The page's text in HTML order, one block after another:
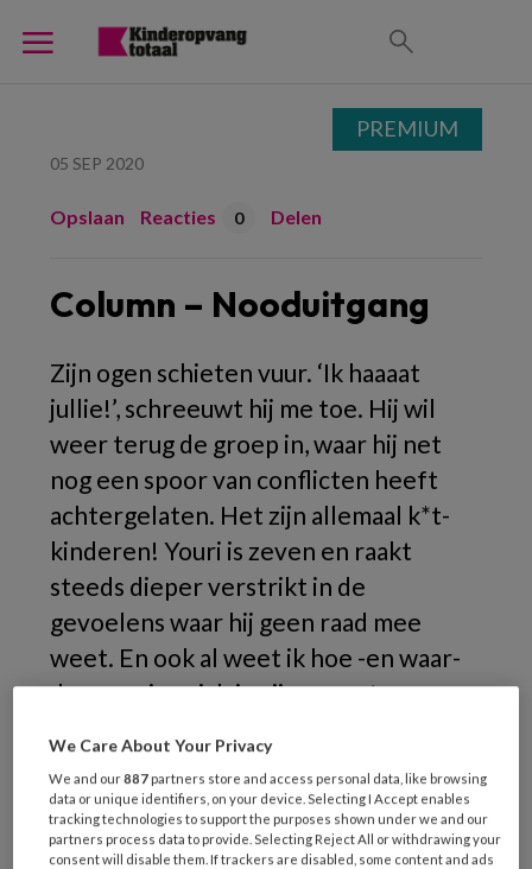
05 SEP 2020
Opslaan Reacties 0 Delen
Column – Nooduitgang
Zijn ogen schieten vuur. ‘Ik haaaat
jullie!’, schreeuwt hij me toe. Hij wil
weer terug de groep in, waar hij net
nog een spoor van conflicten heeft
achtergelaten. Het zijn allemaal k*t-
kinderen! Youri is zeven en raakt
steeds dieper verstrikt in de
gevoelens waar hij geen raad mee
weet. En ook al weet ik hoe -en waar-
de spanning zich in zijn recente
geraakt door zoveel onmacht.
Ik
PREMIUM
We Care About Your Privacy
We and our887 partners store and access personal data, like browsing
data or unique identifiers, on your device. Selecting I Accept enables
tracking technologies to support the purposes shown under we and our
partners process data to provide. Selecting Reject All or withdrawing your
consent will disable them. If trackers are disabled, some content and ads